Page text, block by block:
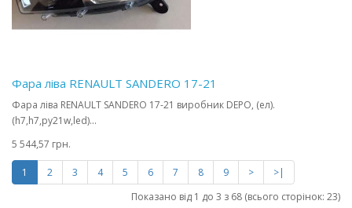
Фара ліва RENAULT SANDERO 17-21
Фара ліва RENAULT SANDERO 17-21 виробник DEPO, (ел).
(h7,h7,py21w,led)...
5 544,57 грн.
1 2 3 4 5 6 7 8 9 >
>|
Показано від 1 до 3 з 68 (всього сторінок: 23)